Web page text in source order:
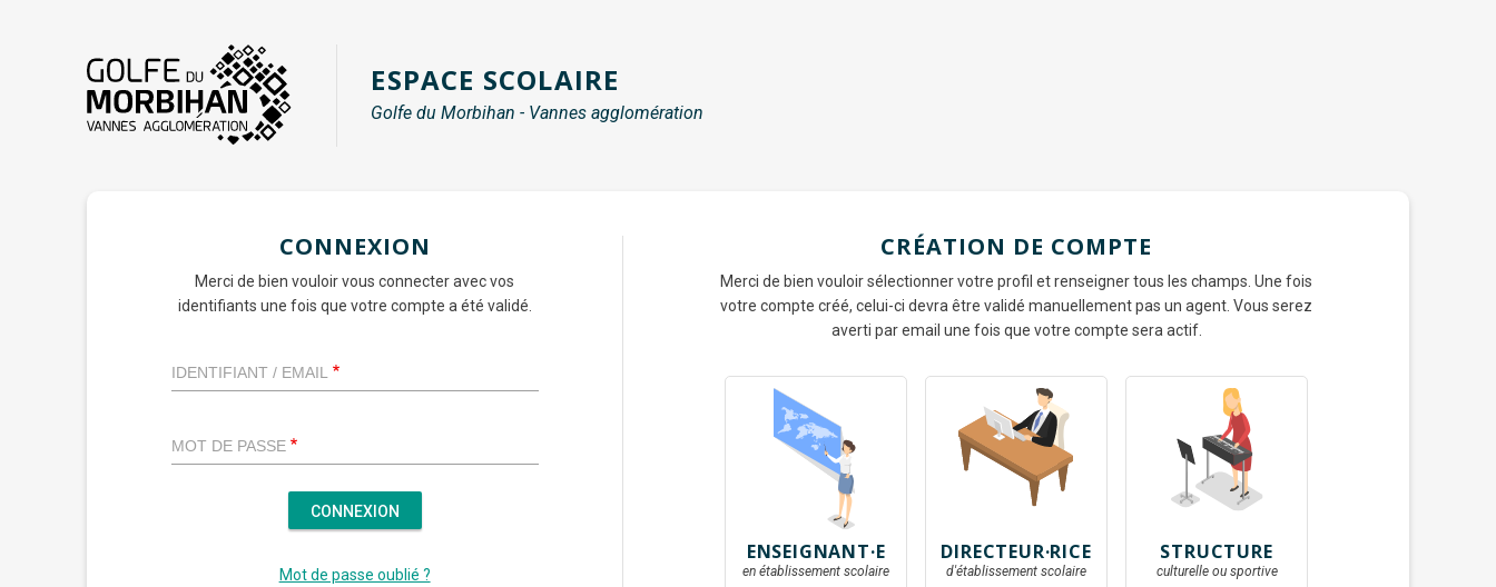
ESPACE SCOLAIRE
Golfe du Morbihan - Vannes agglomération
CONNEXION
Merci de bien vouloir vous connecter avec vos
identifiants une fois que votre compte a été validé.
IDENTIFIANT / EMAIL
MOT DE PASSE
Mot de passe oublié ?
CRÉATION DE COMPTE
Merci de bien vouloir sélectionner votre profil et renseigner tous les champs. Une fois
votre compte créé, celui-ci devra être validé manuellement pas un agent. Vous serez
averti par email une fois que votre compte sera actif.
ENSEIGNANT·E
en établissement scolaire
DIRECTEUR·RICE
d'établissement scolaire
STRUCTURE
culturelle ou sportive